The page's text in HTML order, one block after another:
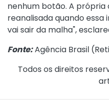
nenhum botão. A
reanalisada quando
vai sair da malha",
Fonte:Agência Brasil (
Todos os direitos